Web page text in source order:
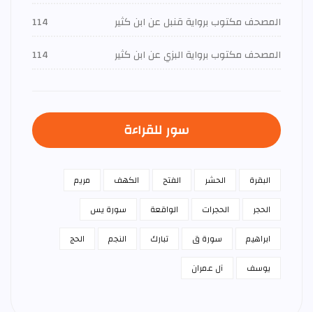
المصحف مكتوب برواية قنبل عن ابن كثير
114
المصحف مكتوب برواية البزي عن ابن كثير
114
سور للقراءة
البقرة الحشر الفتح الكهف
مريم
الحجر
الحجرات الواقعة
سورة يس
ابراهيم
سورة ق تبارك النجم
الحج
يوسف
آل عمران